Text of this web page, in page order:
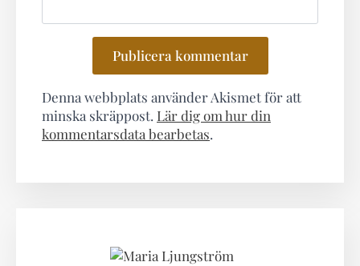
Denna webbplats använder Akismet för att
minska skräppost. Lär dig om hur din
kommentarsdata bearbetas.